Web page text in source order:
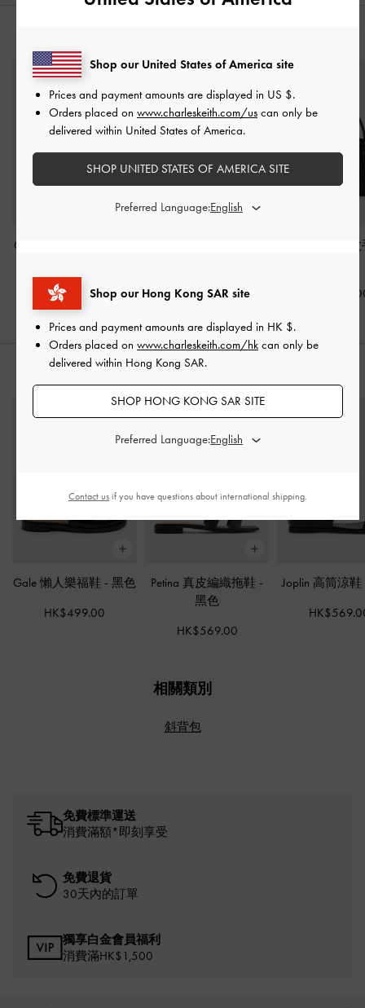
Chance 金屬釦水桶包
HK$669.00 HK$469.00
Aubrielle 鱷魚
Gale 懶人樂福鞋 - 黑色
HK$499.00
Petina 真皮編織拖鞋 -
黑色
HK$569.00
Joplin 高筒涼鞋
相關類別
斜背包
免費標準運送
消費滿額*即刻享受
免費退貨
30天內的訂單
獨享白金會員福利
消費滿HK$1,500
Shop our Hong Kong SAR site
Prices and payment amounts are displayed in HK $.
Orders placed on www.charleskeith.com/hk can only be
delivered within Hong Kong SAR.
SHOP HONG KONG SAR SITE
Preferred Language:
Shop our United States of America site
Prices and payment amounts are displayed in US $.
Orders placed on www.charleskeith.com/us can only be
delivered within United States of America.
SHOP UNITED STATES OF AMERICA SITE
Preferred Language:
Contact us if you have questions about international shipping.